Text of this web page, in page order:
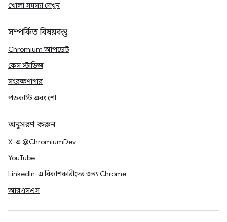
খোলা সমস্যা দেখুন
সম্পর্কিত বিষয়বস্তু
Chromium আপডেট
কেস স্টাডিজ
সংরক্ষণাগার
পডকাস্ট এবং শো
অনুসরণ করুন
X-এ @ChromiumDev
YouTube
LinkedIn-এ বিকাশকারীদের জন্য Chrome
আরএসএস